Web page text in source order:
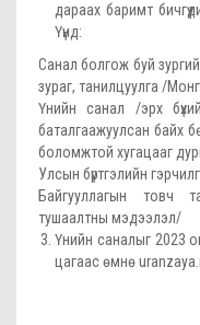
дараах баримт
Үүнд:
Санал болгож буй
зураг, танилцуулга /
Үнийн санал /эрх
баталгаажуулсан байх
боломжтой хугацааг
Улсын бүртгэлийн
Байгууллагын товч
тушаалтны мэдээлэл/
Үнийн саналыг 2023
цагаас өмнө